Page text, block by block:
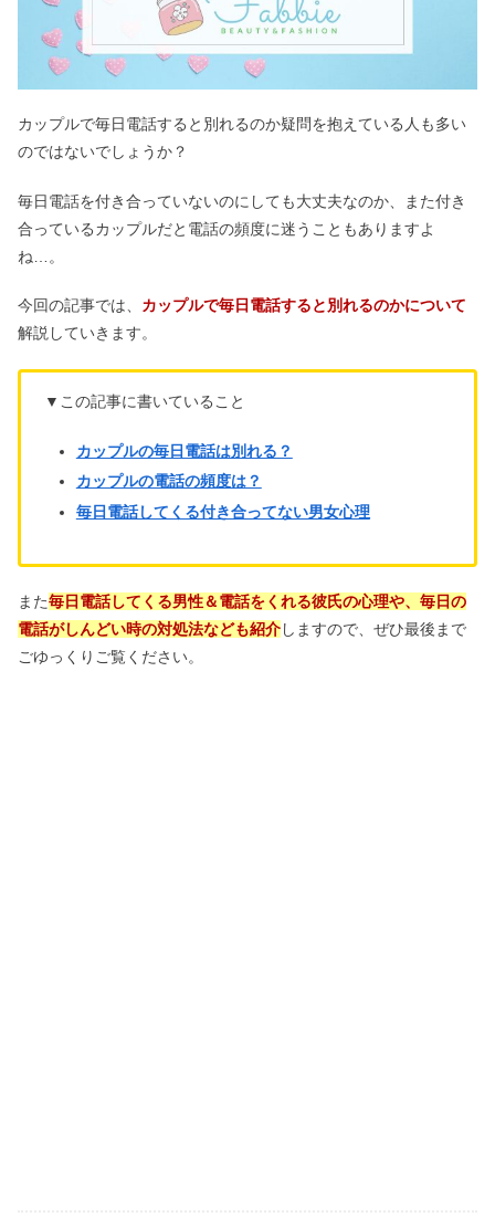
カップルで毎日電話すると別れるのか疑問を抱えている人も多い
のではないでしょうか？
毎日電話を付き合っていないのにしても大丈夫なのか、また付き
合っているカップルだと電話の頻度に迷うこともありますよ
ね…。
今回の記事では、 カップルで毎日電話すると別れるのかについて
解説していきます。
▼この記事に書いていること
カップルの毎日電話は別れる？
カップルの電話の頻度は？
毎日電話してくる付き合ってない男女心理
また毎日電話してくる男性＆電話をくれる彼氏の心理や、毎日の
電話がしんどい時の対処法なども紹介しますので、ぜひ最後まで
ごゆっくりご覧ください。